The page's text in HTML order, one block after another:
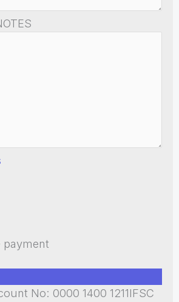
No: 0000 1400 1211IFSC